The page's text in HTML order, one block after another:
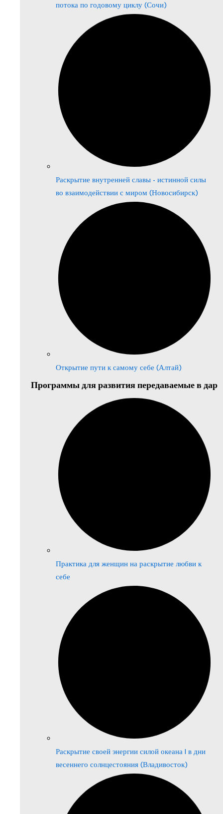
потока по годовому циклу (Сочи)
Раскрытие внутренней славы - истинной силы
во взаимодействии с миром (Новосибирск)
Открытие пути к самому себе (Алтай)
Программы для развития передаваемые в дар
Практика для женщин на раскрытие любви к
себе
Раскрытие своей энергии силой океана | в дни
весеннего солнцестояния (Владивосток)